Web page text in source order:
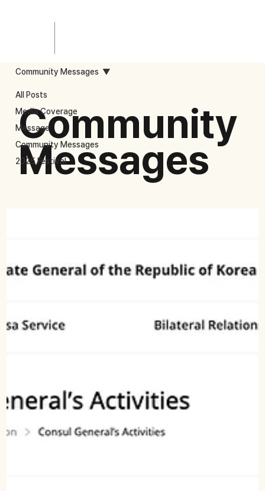
All Posts
Media Coverage
Message
Community Messages
2025 Festival
Community Messages
Community
Messages